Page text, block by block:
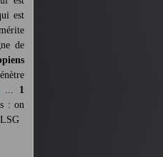
est
de
... 1
: on